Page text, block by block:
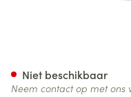
Niet beschikbaar
Neem contact op met ons